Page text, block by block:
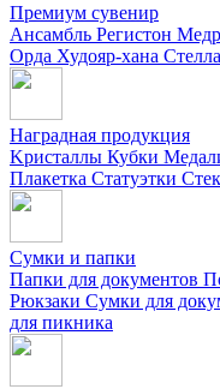
Премиум сувенир
Ансамбль Регистон
Орда Худояр-хана
Наградная продукция
Kристаллы Кубки
Плакетка Статуэтки
Сумки и папки
Папки для документов
Рюкзаки Сумки для
для пикника